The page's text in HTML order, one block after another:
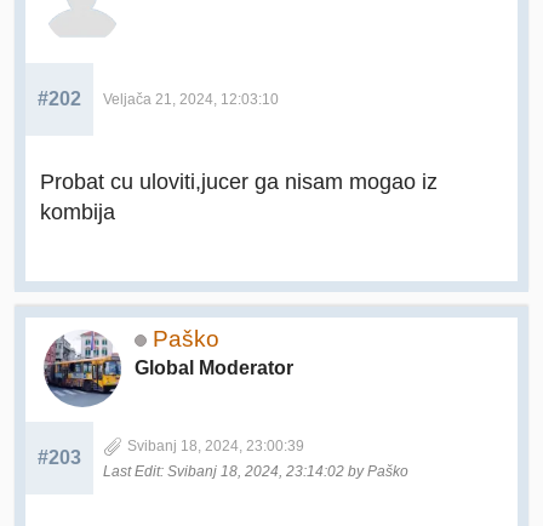
#202 Veljača 21, 2024, 12:03:10
Probat cu uloviti,jucer ga nisam mogao iz
kombija
Paško
Global Moderator
#203
Svibanj 18, 2024, 23:00:39
Last Edit: Svibanj 18, 2024, 23:14:02 by Paško